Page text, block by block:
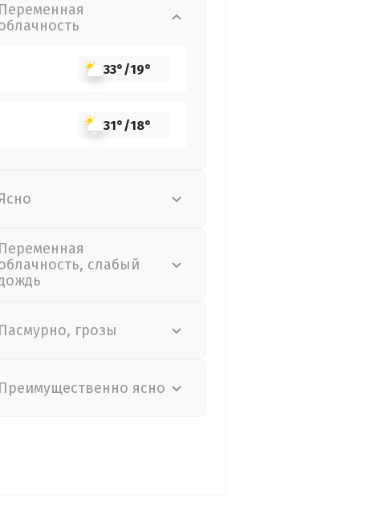
Переменная
33°/19°
31°/18°
Переменная
слабый
Пасмурно, грозы
Преимущественно ясно